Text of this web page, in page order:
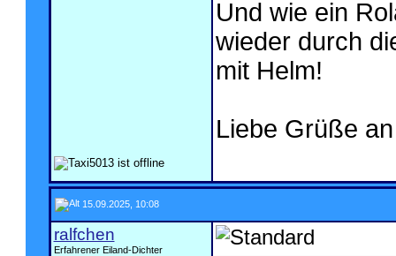
Und wie ein
wieder durch
mit Helm!
Liebe Grüße
15.09.2025, 10:08
ralfchen
Erfahrener Eiland-Dichter